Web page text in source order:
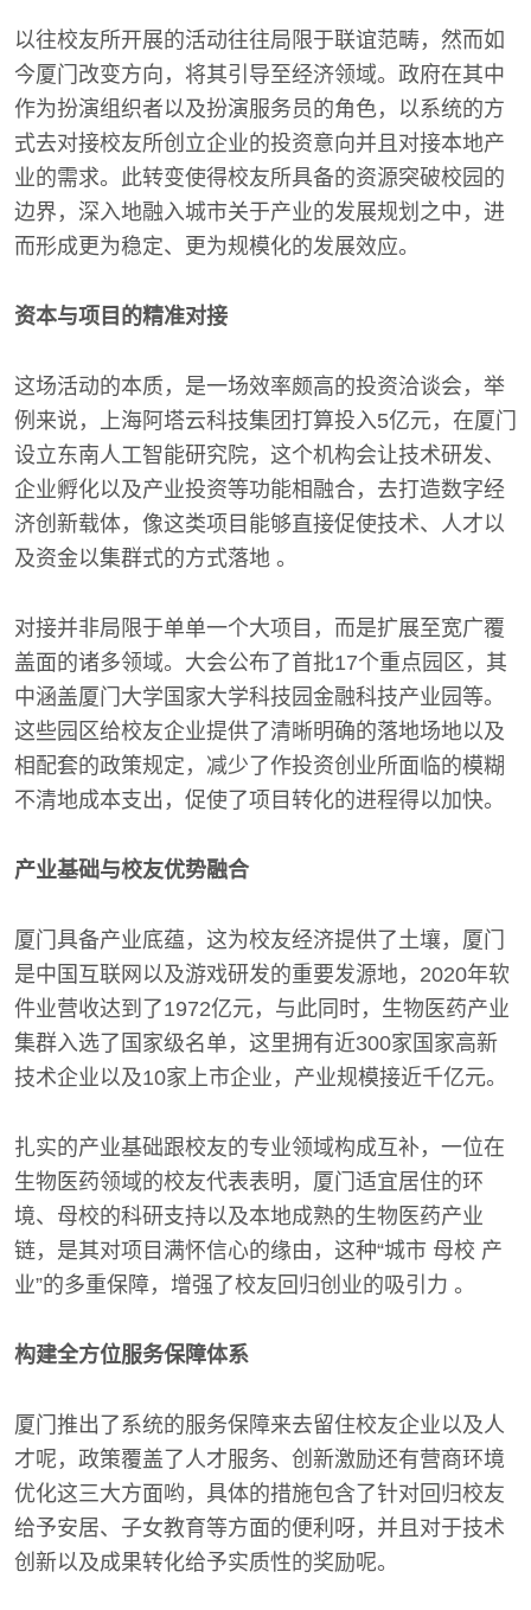
以往校友所开展的活动往往局限于联谊范畴，然而如
今厦门改变方向，将其引导至经济领域。政府在其中
作为扮演组织者以及扮演服务员的角色，以系统的方
式去对接校友所创立企业的投资意向并且对接本地产
业的需求。此转变使得校友所具备的资源突破校园的
边界，深入地融入城市关于产业的发展规划之中，进
而形成更为稳定、更为规模化的发展效应。
资本与项目的精准对接
这场活动的本质，是一场效率颇高的投资洽谈会，举
例来说，上海阿塔云科技集团打算投入5亿元，在厦门
设立东南人工智能研究院，这个机构会让技术研发、
企业孵化以及产业投资等功能相融合，去打造数字经
济创新载体，像这类项目能够直接促使技术、人才以
及资金以集群式的方式落地 。
对接并非局限于单单一个大项目，而是扩展至宽广覆
盖面的诸多领域。大会公布了首批17个重点园区，其
中涵盖厦门大学国家大学科技园金融科技产业园等。
这些园区给校友企业提供了清晰明确的落地场地以及
相配套的政策规定，减少了作投资创业所面临的模糊
不清地成本支出，促使了项目转化的进程得以加快。
产业基础与校友优势融合
厦门具备产业底蕴，这为校友经济提供了土壤，厦门
是中国互联网以及游戏研发的重要发源地，2020年软
件业营收达到了1972亿元，与此同时，生物医药产业
集群入选了国家级名单，这里拥有近300家国家高新
技术企业以及10家上市企业，产业规模接近千亿元。
扎实的产业基础跟校友的专业领域构成互补，一位在
生物医药领域的校友代表表明，厦门适宜居住的环
境、母校的科研支持以及本地成熟的生物医药产业
链，是其对项目满怀信心的缘由，这种“城市 母校 产
业”的多重保障，增强了校友回归创业的吸引力 。
构建全方位服务保障体系
厦门推出了系统的服务保障来去留住校友企业以及人
才呢，政策覆盖了人才服务、创新激励还有营商环境
优化这三大方面哟，具体的措施包含了针对回归校友
给予安居、子女教育等方面的便利呀，并且对于技术
创新以及成果转化给予实质性的奖励呢。